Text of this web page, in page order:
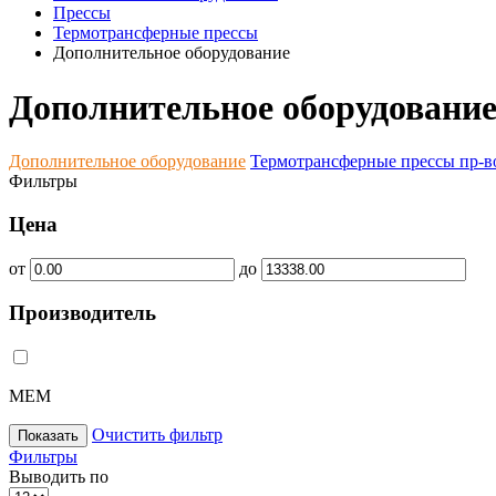
Прессы
Термотрансферные прессы
Дополнительное оборудование
Дополнительное оборудование
Дополнительное оборудование Термотрансферные прессы пр-
Фильтры
Цена
от до
Производитель
MEM
Показать
Очистить фильтр
Фильтры
Выводить по